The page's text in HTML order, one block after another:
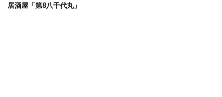
居酒屋「第8八千代丸」